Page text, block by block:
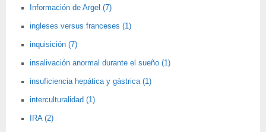
Información de Argel (7)
ingleses versus franceses (1)
inquisición (7)
insalivación anormal durante el sueño (1)
insuficiencia hepática y gástrica (1)
interculturalidad (1)
IRA (2)